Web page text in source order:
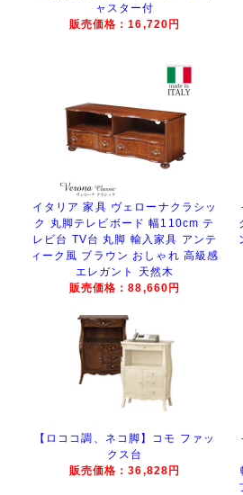
ャスター付
販売価格：16,720円
イタリア 家具 ヴェローナクラシッ
ク 丸脚テレビボード 幅110cm テ
レビ台 TV台 丸脚 輸入家具 アンテ
ィーク風 ブラウン おしゃれ 高級感
エレガント 天然木
販売価格：88,660円
【ロココ調、ネコ脚】コモ ファッ
クス台
販売価格：36,828円